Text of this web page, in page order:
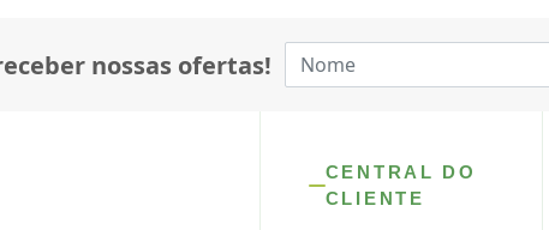
nossas ofertas!
CENTRAL DO
CLIENTE